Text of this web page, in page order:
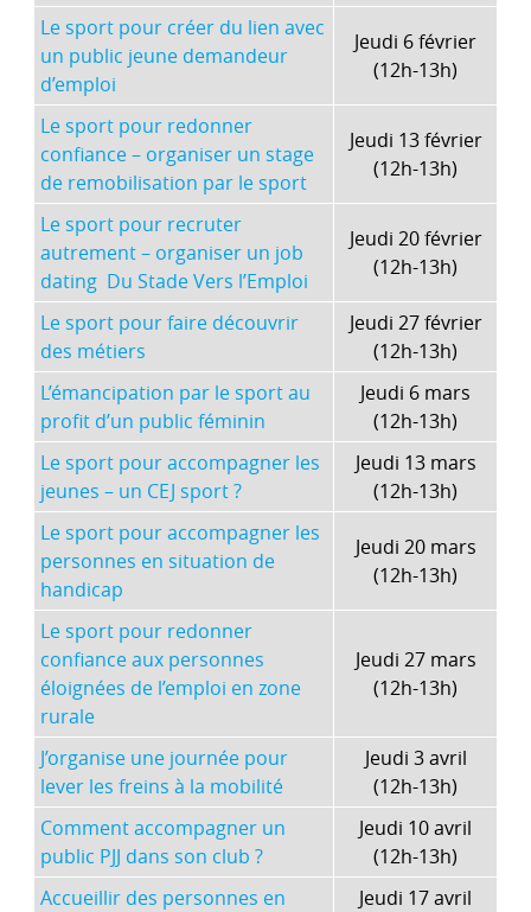
Le sport pour créer du lien avec
un public jeune demandeur
d’emploi
Jeudi 6 février
(12h-13h)
Le sport pour redonner
confiance – organiser un stage
de remobilisation par le sport
Jeudi 13 février
(12h-13h)
Le sport pour recruter
autrement – organiser un job
dating Du Stade Vers l’Emploi
Jeudi 20 février
(12h-13h)
Le sport pour faire découvrir
des métiers
Jeudi 27 février
(12h-13h)
L’émancipation par le sport au
profit d’un public féminin
Jeudi 6 mars
(12h-13h)
Le sport pour accompagner les
jeunes – un CEJ sport ?
Jeudi 13 mars
(12h-13h)
Le sport pour accompagner les
personnes en situation de
handicap
Jeudi 20 mars
(12h-13h)
Le sport pour redonner
confiance aux personnes
éloignées de l’emploi en zone
rurale
Jeudi 27 mars
(12h-13h)
J’organise une journée pour
lever les freins à la mobilité
Jeudi 3 avril
(12h-13h)
Comment accompagner un
public PJJ dans son club ?
Jeudi 10 avril
(12h-13h)
Accueillir des personnes en
Jeudi 17 avril